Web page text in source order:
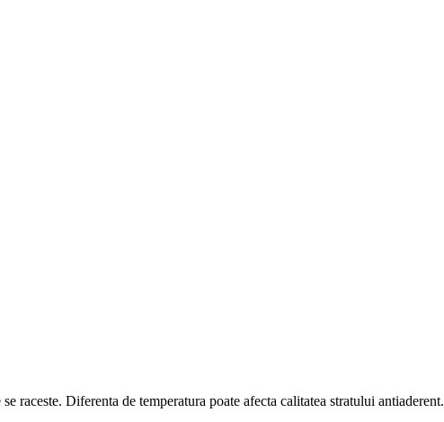
raceste. Diferenta de temperatura poate afecta calitatea stratului antiaderent.